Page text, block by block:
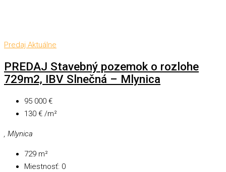
Predaj Aktuálne
PREDAJ Stavebný pozemok o rozlohe
729m2, IBV Slnečná – Mlynica
95 000 €
130 € /m²
, Mlynica
729 m²
Miestnosť: 0